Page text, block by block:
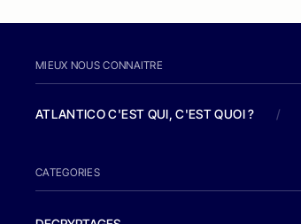
MIEUX NOUS CONNAITRE
ATLANTICO C'EST QUI, C'EST QUOI ? /
CATEGORIES